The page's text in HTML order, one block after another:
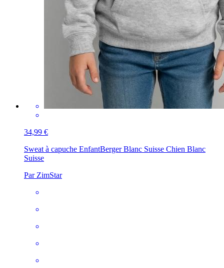
34,99 €
Sweat à capuche EnfantBerger Blanc Suisse Chien Blanc
Suisse
Par ZimStar